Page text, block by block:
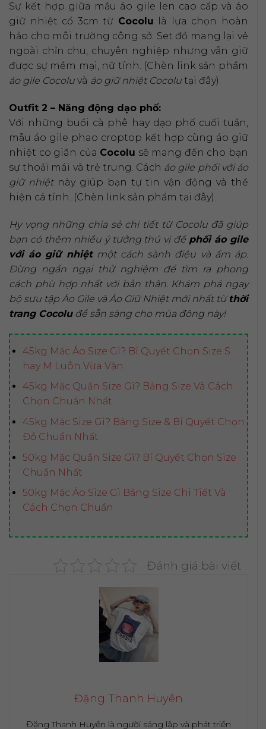
Sự kết hợp giữa mẫu áo gile len cao cấp và áo
giữ nhiệt cổ 3cm từ Cocolu là lựa chọn hoàn
hảo cho môi trường công sở. Set đồ mang lại vẻ
ngoài chỉn chu, chuyên nghiệp nhưng vẫn giữ
được sự mềm mại, nữ tính. (Chèn link sản phẩm
áo gile Cocolu và áo giữ nhiệt Cocolu tại đây).
Outfit 2 – Năng động dạo phố:
Với những buổi cà phê hay dạo phố cuối tuần,
mẫu áo gile phao croptop kết hợp cùng áo giữ
nhiệt co giãn của Cocolu sẽ mang đến cho bạn
sự thoải mái và trẻ trung. Cách áo gile phối với áo
giữ nhiệtnày giúp bạn tự tin vận động và thể
hiện cá tính. (Chèn link sản phẩm tại đây).
Hy vọng những chia sẻ chi tiết từ Cocolu đã giúp
bạn có thêm nhiều ý tưởng thú vị để phối áo gile
với áo giữ nhiệtmột cách sành điệu và ấm áp.
Đừng ngần ngại thử nghiệm để tìm ra phong
cách phù hợp nhất với bản thân. Khám phá ngay
bộ sưu tập Áo Gile và Áo Giữ Nhiệt mới nhất từ thời
trang Cocoluđể sẵn sàng cho mùa đông này!
45kg Mặc Áo Size Gì? Bí Quyết Chọn Size S
hay M Luôn Vừa Vặn
45kg Mặc Quần Size Gì? Bảng Size Và Cách
Chọn Chuẩn Nhất
45kg Mặc Size Gì? Bảng Size & Bí Quyết Chọn
Đồ Chuẩn Nhất
50kg Mặc Quần Size Gì? Bí Quyết Chọn Size
Chuẩn Nhất
50kg Mặc Áo Size Gì Bảng Size Chi Tiết Và
Cách Chọn Chuẩn
Đánh giá bài viết
Đặng Thanh Huyền
Đặng Thanh Huyền là người sáng lập và phát triển